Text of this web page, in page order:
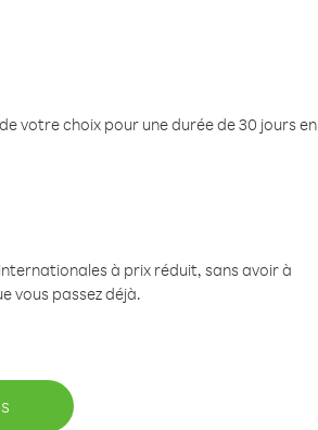
votre choix pour une durée de 30 jours en
à prix réduit, sans avoir à
vous passez déjà.